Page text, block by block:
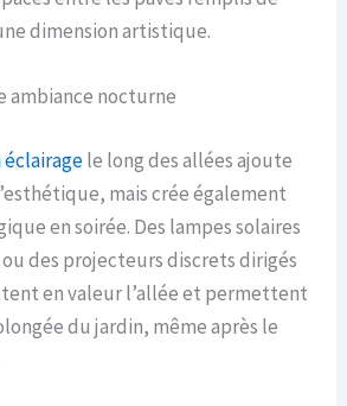
dimension artistique.
ambiance nocturne
le long des allées ajoute
mais crée également
en soirée. Des lampes solaires
des projecteurs discrets dirigés
en valeur l’allée et permettent
du jardin, même après le